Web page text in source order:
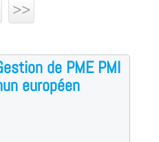
>>
de PME PMI
européen